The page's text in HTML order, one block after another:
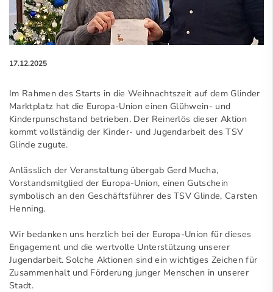
17.12.2025
Im Rahmen des Starts in die Weihnachtszeit auf dem Glinder
Marktplatz hat die Europa-Union einen Glühwein- und
Kinderpunschstand betrieben. Der Reinerlös dieser Aktion
kommt vollständig der Kinder- und Jugendarbeit des TSV
Glinde zugute.
Anlässlich der Veranstaltung übergab Gerd Mucha,
Vorstandsmitglied der Europa-Union, einen Gutschein
symbolisch an den Geschäftsführer des TSV Glinde, Carsten
Henning.
Wir bedanken uns herzlich bei der Europa-Union für dieses
Engagement und die wertvolle Unterstützung unserer
Jugendarbeit. Solche Aktionen sind ein wichtiges Zeichen für
Zusammenhalt und Förderung junger Menschen in unserer
Stadt.